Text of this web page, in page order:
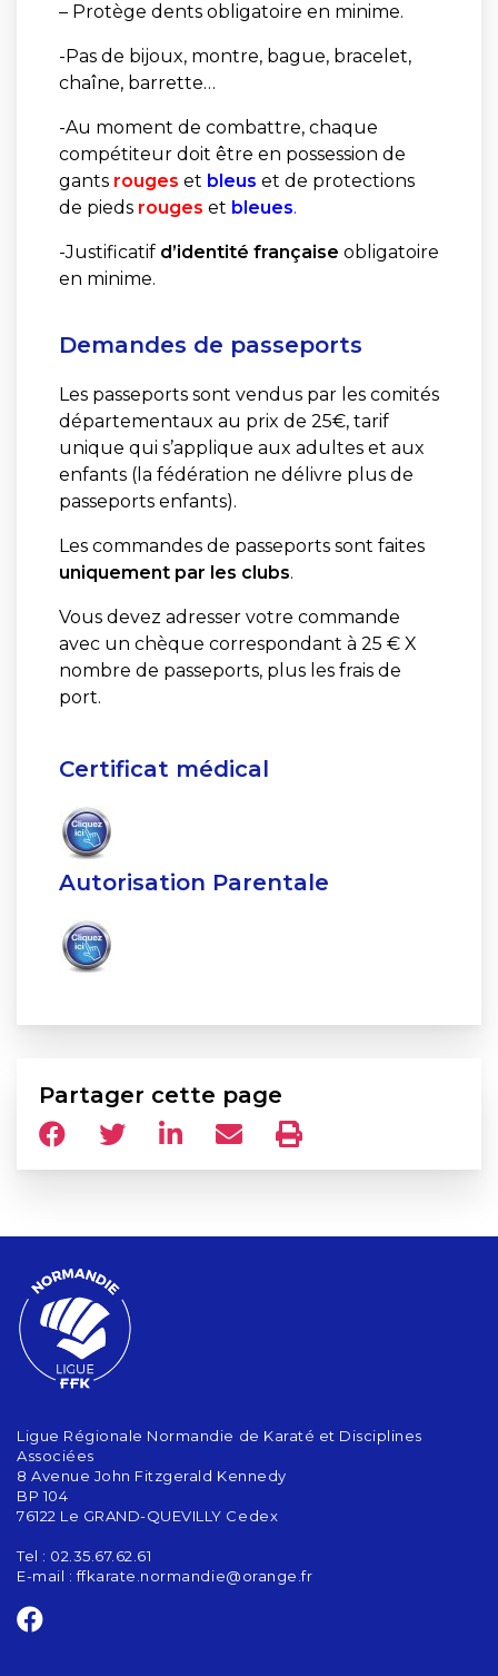
– Protège dents obligatoire en minime.
-Pas de bijoux, montre, bague, bracelet,
chaîne, barrette…
-Au moment de combattre, chaque
compétiteur doit être en possession de
gants rouges et bleus et de protections
de pieds rouges et bleues.
-Justificatif d’identité française obligatoire
en minime.
Demandes de passeports
Les passeports sont vendus par les comités
départementaux au prix de 25€, tarif
unique qui s’applique aux adultes et aux
enfants (la fédération ne délivre plus de
passeports enfants).
Les commandes de passeports sont faites
uniquement par les clubs.
Vous devez adresser votre commande
avec un chèque correspondant à 25 € X
nombre de passeports, plus les frais de
port.
Certificat médical
Autorisation Parentale
Partager cette page
Ligue Régionale Normandie de Karaté et Disciplines
Associées
8 Avenue John Fitzgerald Kennedy
BP 104
76122 Le GRAND-QUEVILLY Cedex
Tel : 02.35.67.62.61
E-mail :ffkarate.normandie@orange.fr